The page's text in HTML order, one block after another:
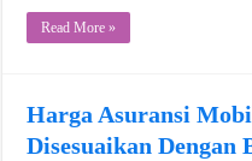
Read More »
Harga Asuransi
Disesuaikan Dengan